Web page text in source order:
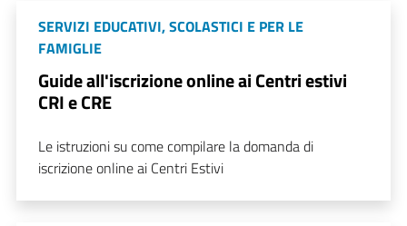
SERVIZI EDUCATIVI, SCOLASTICI E PER LE
FAMIGLIE
Guide all'iscrizione online ai Centri estivi
CRI e CRE
Le istruzioni su come compilare la domanda di
iscrizione online ai Centri Estivi